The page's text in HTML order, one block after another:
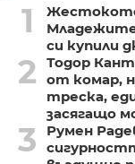
1
Младежите
си купили
2
Тодор
от комар,
треска,
засягащо
3
Румен